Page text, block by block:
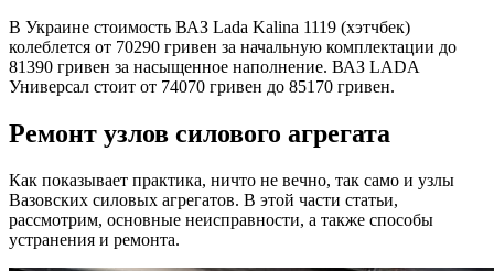
В Украине стоимость ВАЗ Lada Kalina 1119 (хэтчбек)
колеблется от 70290 гривен за начальную комплектации до
81390 гривен за насыщенное наполнение. ВАЗ LADA
Универсал стоит от 74070 гривен до 85170 гривен.
Ремонт узлов силового агрегата
Как показывает практика, ничто не вечно, так само и узлы
Вазовских силовых агрегатов. В этой части статьи,
рассмотрим, основные неисправности, а также способы
устранения и ремонта.